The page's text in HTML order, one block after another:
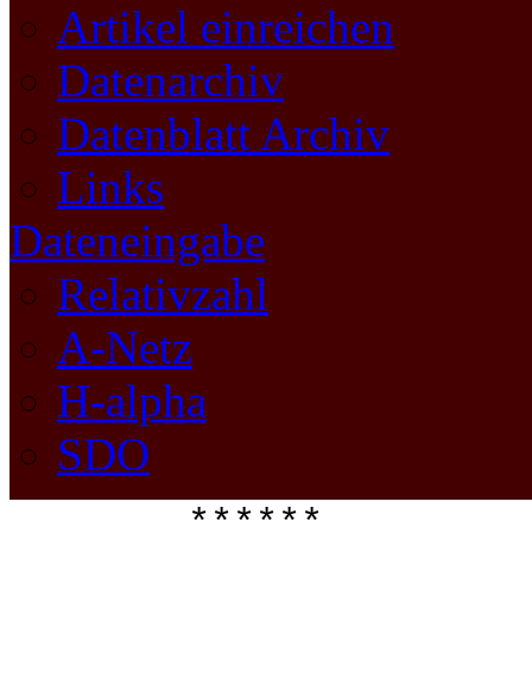
Artikel einreichen
Datenarchiv
Datenblatt Archiv
Links
Dateneingabe
Relativzahl
A-Netz
H-alpha
SDO
******